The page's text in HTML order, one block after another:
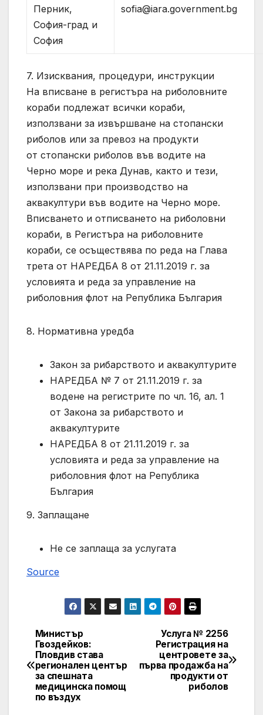
Перник,
София-град и
София
sofia@iara.government.bg
7. Изисквания, процедури, инструкции
На вписване в регистъра на риболовните
кораби подлежат всички кораби,
използвани за извършване на стопански
риболов или за превоз на продукти
от стопански риболов във водите на
Черно море и река Дунав, както и тези,
използвани при производство на
аквакултури във водите на Черно море.
Вписването и отписването на риболовни
кораби, в Регистъра на риболовните
кораби, се осъществява по реда на Глава
трета от НАРЕДБА 8 от 21.11.2019 г. за
условията и реда за управление на
риболовния флот на Република България
8. Нормативна уредба
Закон за рибарството и аквакултурите
НАРЕДБА № 7 от 21.11.2019 г. за
водене на регистрите по чл. 16, ал. 1
от Закона за рибарството и
аквакултурите
НАРЕДБА 8 от 21.11.2019 г. за
условията и реда за управление на
риболовния флот на Република
България
9. Заплащане
Не се заплаща за услугата
Source
Post
navigation
Услуга № 2256
Регистрация на
центровете за
първа продажба на
продукти от
риболов
Министър
Гвоздейков:
Пловдив става
регионален център
за спешната
медицинска помощ
по въздух